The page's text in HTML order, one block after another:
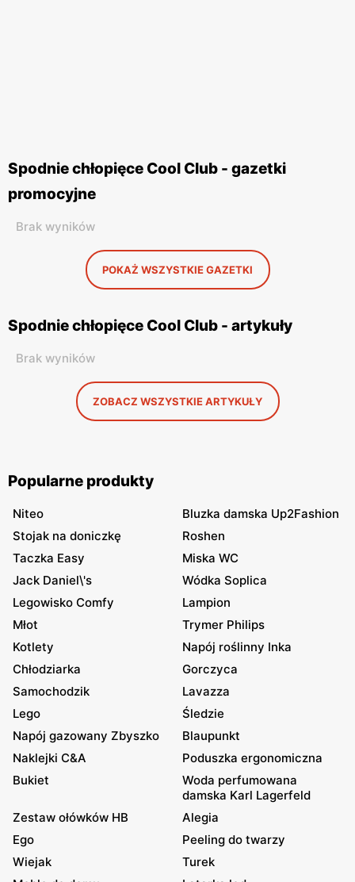
Spodnie chłopięce Cool Club - gazetki
promocyjne
Brak wyników
POKAŻ WSZYSTKIE GAZETKI
Spodnie chłopięce Cool Club - artykuły
Brak wyników
ZOBACZ WSZYSTKIE ARTYKUŁY
Popularne produkty
Niteo
Bluzka damska Up2Fashion
Stojak na doniczkę
Roshen
Taczka Easy
Miska WC
Jack Daniel\'s
Wódka Soplica
Legowisko Comfy
Lampion
Młot
Trymer Philips
Kotlety
Napój roślinny Inka
Chłodziarka
Gorczyca
Samochodzik
Lavazza
Lego
Śledzie
Napój gazowany Zbyszko
Blaupunkt
Naklejki C&A
Poduszka ergonomiczna
Bukiet
Woda perfumowana
damska Karl Lagerfeld
Zestaw ołówków HB
Alegia
Ego
Peeling do twarzy
Wiejak
Turek